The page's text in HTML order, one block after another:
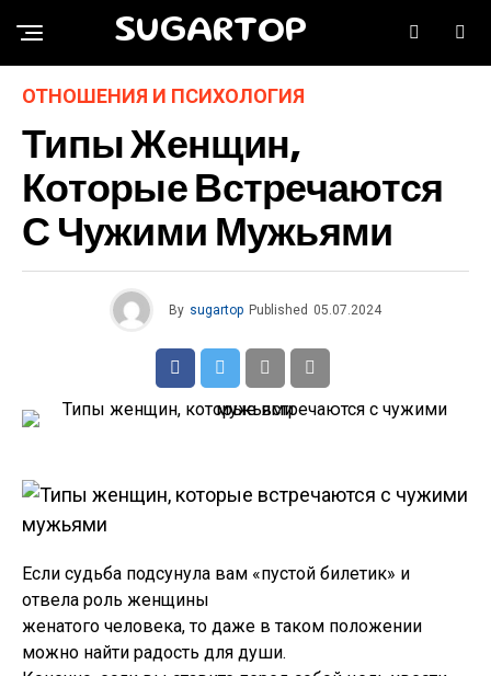
SUGARTOP
ОТНОШЕНИЯ И ПСИХОЛОГИЯ
Типы Женщин,
Которые Встречаются
С Чужими Мужьями
By sugartop Published 05.07.2024
Если судьба подсунула вам «пустой билетик» и
отвела роль женщины
женатого человека, то даже в таком положении
можно найти радость для души.